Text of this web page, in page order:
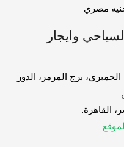
وايجار
الجمبري، برج المرمر، الدور
القاهرة.